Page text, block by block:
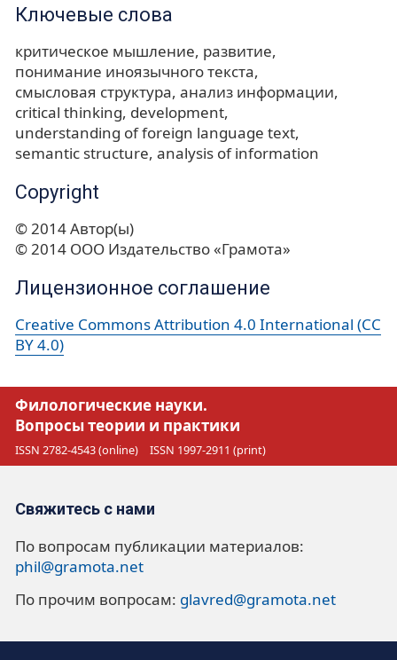
Ключевые слова
критическое мышление развитие
понимание иноязычного текста
смысловая структура анализ информации
critical thinking development
understanding of foreign language text
semantic structure analysis of information
Copyright
© 2014 Автор(ы)
© 2014 ООО Издательство «Грамота»
Лицензионное соглашение
Creative Commons Attribution 4.0 International (CC
BY 4.0)
Филологические науки.
Вопросы теории и практики
ISSN 2782-4543 (online) ISSN 1997-2911 (print)
Свяжитесь с нами
По вопросам публикации материалов:
phil@gramota.net
По прочим вопросам: glavred@gramota.net